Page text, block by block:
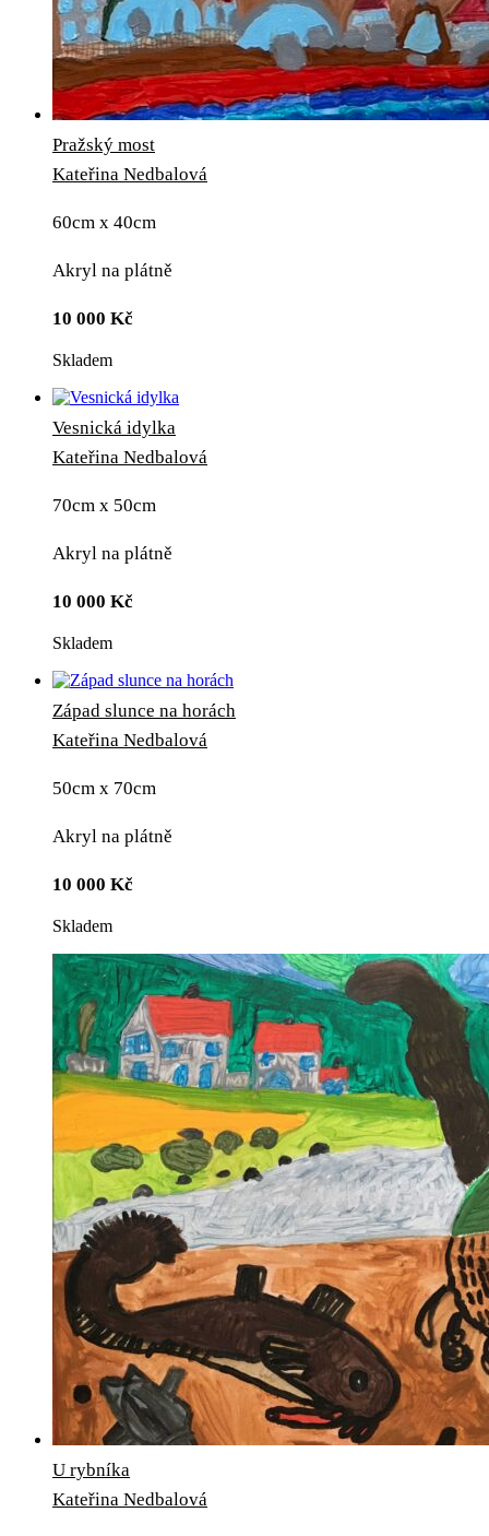
Pražský most
Kateřina Nedbalová
60cm x 40cm
Akryl na plátně
10 000 Kč
Skladem
Vesnická idylka
Kateřina Nedbalová
70cm x 50cm
Akryl na plátně
10 000 Kč
Skladem
Západ slunce na horách
Kateřina Nedbalová
50cm x 70cm
Akryl na plátně
10 000 Kč
Skladem
U rybníka
Kateřina Nedbalová